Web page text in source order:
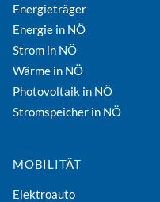
Energieträger
Energie in NÖ
Strom in NÖ
Wärme in NÖ
Photovoltaik in NÖ
Stromspeicher in NÖ
MOBILITÄT
Elektroauto